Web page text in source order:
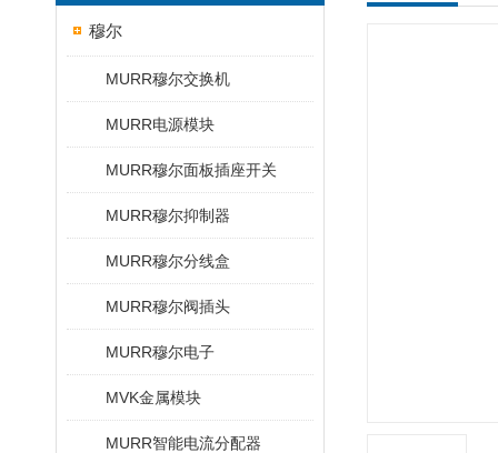
穆尔
MURR穆尔交换机
MURR电源模块
MURR穆尔面板插座开关
MURR穆尔抑制器
MURR穆尔分线盒
MURR穆尔阀插头
MURR穆尔电子
MVK金属模块
MURR智能电流分配器